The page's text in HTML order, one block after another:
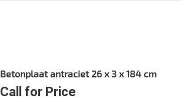
Betonplaat antraciet 26 x 3 x 184 cm
Call for Price